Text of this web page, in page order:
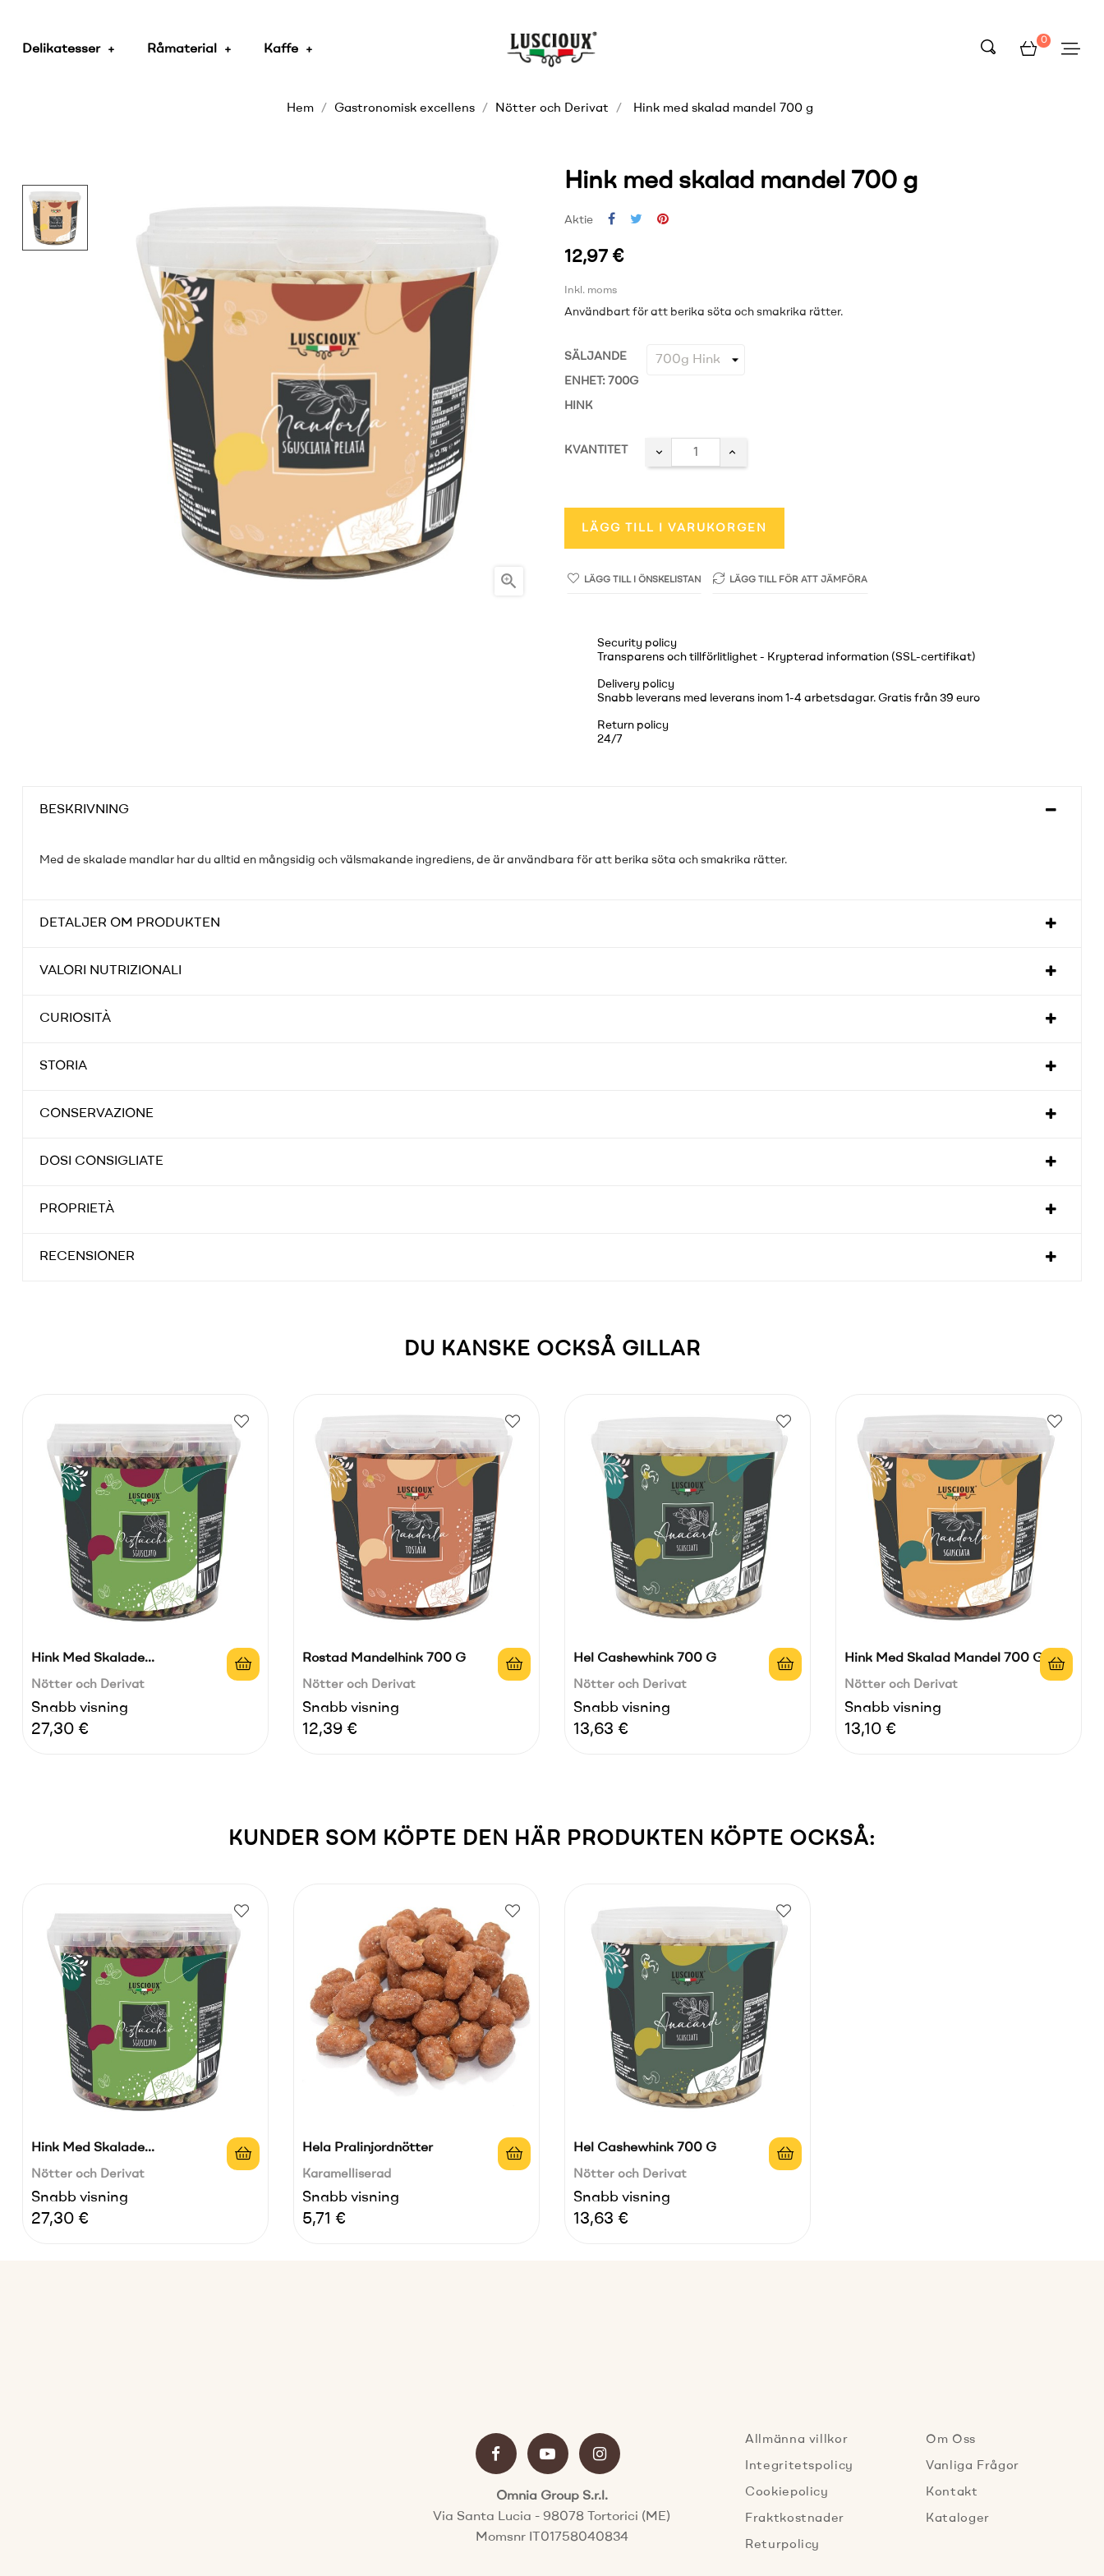
Delikatesser Råmaterial Kaffe
0
Hem Gastronomisk excellens Nötter och Derivat Hink med skalad mandel 700 g

Hink med skalad mandel 700 g
Aktie
12,97 €
Inkl. moms
Användbart för att berika söta och smakrika rätter.
SÄLJANDE
ENHET: 700G
HINK
KVANTITET
LÄGG TILL I VARUKORGEN
LÄGG TILL I ÖNSKELISTAN LÄGG TILL FÖR ATT JÄMFÖRA
Security policy
Transparens och tillförlitlighet - Krypterad information (SSL-certifikat)
Delivery policy
Snabb leverans med leverans inom 1-4 arbetsdagar. Gratis från 39 euro
Return policy
24/7
BESKRIVNING
Med de skalade mandlar har du alltid en mångsidig och välsmakande ingrediens, de är användbara för att berika söta och smakrika rätter.
DETALJER OM PRODUKTEN
VALORI NUTRIZIONALI
CURIOSITÀ
STORIA
CONSERVAZIONE
DOSI CONSIGLIATE
PROPRIETÀ
RECENSIONER
DU KANSKE OCKSÅ GILLAR
Hink Med Skalade...
Nötter och Derivat
Snabb visning
Pris
27,30 €
Rostad Mandelhink 700 G
Nötter och Derivat
Snabb visning
Pris
12,39 €
Hel Cashewhink 700 G
Nötter och Derivat
Snabb visning
Pris
13,63 €
Hink Med Skalad Mandel 700 G
Nötter och Derivat
Snabb visning
Pris
13,10 €
KUNDER SOM KÖPTE DEN HÄR PRODUKTEN KÖPTE OCKSÅ:
Hink Med Skalade...
Nötter och Derivat
Snabb visning
Pris
27,30 €
Hela Pralinjordnötter
Karamelliserad
Snabb visning
Pris
5,71 €
Hel Cashewhink 700 G
Nötter och Derivat
Snabb visning
Pris
13,63 €
Omnia Group S.r.l.
Via Santa Lucia - 98078 Tortorici (ME)
Momsnr IT01758040834
Allmänna villkor
Integritetspolicy
Cookiepolicy
Fraktkostnader
Returpolicy
Om Oss
Vanliga Frågor
Kontakt
Kataloger